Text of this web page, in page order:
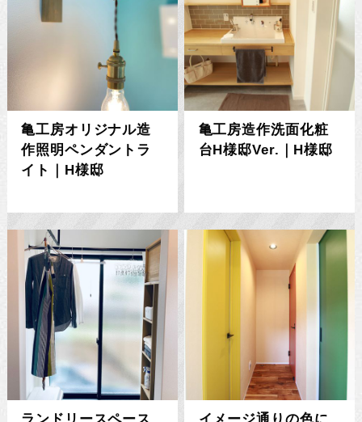
亀工房オリジナル造
作照明ペンダントラ
イト｜H様邸
亀工房造作洗面化粧
台H様邸Ver.｜H様邸
ランドリースペース
イメージ通りの色に